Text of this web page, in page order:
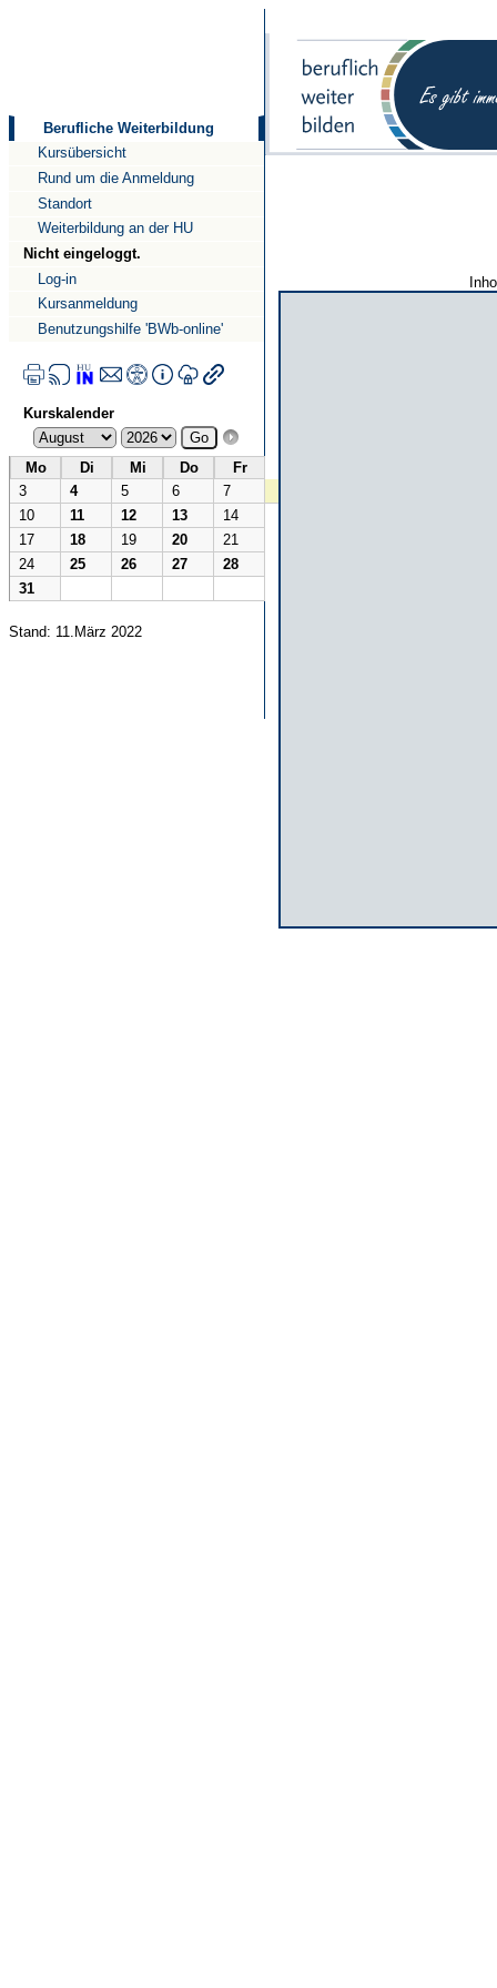
Berufliche Weiterbildung
Kursübersicht
Rund um die Anmeldung
Standort
Weiterbildung an der HU
Nicht eingeloggt.
Log-in
Kursanmeldung
Benutzungshilfe 'BWb-online'
Kurskalender
Mo Di Mi Do
Fr
3
4 5 6
7
10
11 12 13
14
17
18 19 20
21
24
25 26 27
28
31
Stand: 11.März 2022